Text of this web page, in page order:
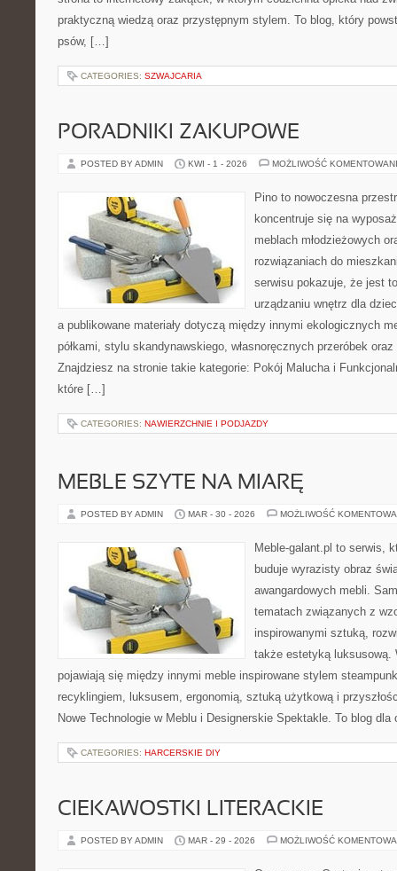
praktyczną wiedzą oraz przystępnym stylem. To blog, który
psów, […]
CATEGORIES: SZWAJCARIA
PORADNIKI ZAKUPOWE
POSTED BY ADMIN KWI - 1 - 2026 MOŻLIWOŚĆ
Pino to nowoczesna
koncentruje się na
meblach młodzieżowych
rozwiązaniach do
serwisu pokazuje, że jest
urządzaniu wnętrz dla
a publikowane materiały dotyczą między innymi ekologicznych
półkami, stylu skandynawskiego, własnoręcznych przeróbek
Znajdziesz na stronie takie kategorie: Pokój Malucha i
które […]
CATEGORIES: NAWIERZCHNIE I PODJAZDY
MEBLE SZYTE NA MIARĘ
POSTED BY ADMIN MAR - 30 - 2026 MOŻLIWOŚĆ
Meble-galant.pl to serwis,
buduje wyrazisty obraz
awangardowych mebli.
tematach związanych z
inspirowanymi sztuką,
także estetyką luksusową.
pojawiają się między innymi meble inspirowane stylem
recyklingiem, luksusem, ergonomią, sztuką użytkową i
Nowe Technologie w Meblu i Designerskie Spektakle. To blog
CATEGORIES: HARCERSKIE DIY
CIEKAWOSTKI LITERACKIE
POSTED BY ADMIN MAR - 29 - 2026 MOŻLIWOŚĆ